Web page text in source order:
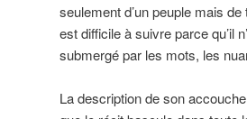
seulement d’un peuple mais
est difficile à suivre parce qu’il
submergé par les mots, les
La description de son